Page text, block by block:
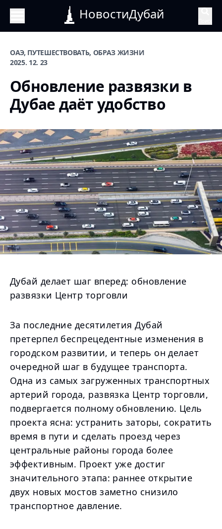
НовостиДубай
ОАЭ, ПУТЕШЕСТВОВАТЬ, ОБРАЗ ЖИЗНИ
2025. 12. 23
Обновление развязки в
Дубае даёт удобство
Дубай делает шаг вперед: обновление
развязки Центр торговли
За последние десятилетия Дубай
претерпел беспрецедентные изменения в
городском развитии, и теперь он делает
очередной шаг в будущее транспорта.
Одна из самых загруженных транспортных
артерий города, развязка Центр торговли,
подвергается полному обновлению. Цель
проекта ясна: устранить заторы, сократить
время в пути и сделать проезд через
центральные районы города более
эффективным. Проект уже достиг
значительного этапа: раннее открытие
двух новых мостов заметно снизило
транспортное давление.